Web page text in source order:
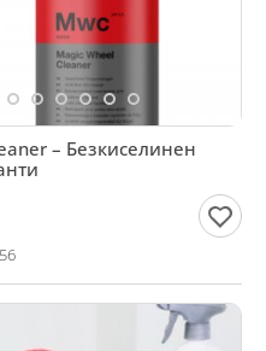
– Безкиселинен